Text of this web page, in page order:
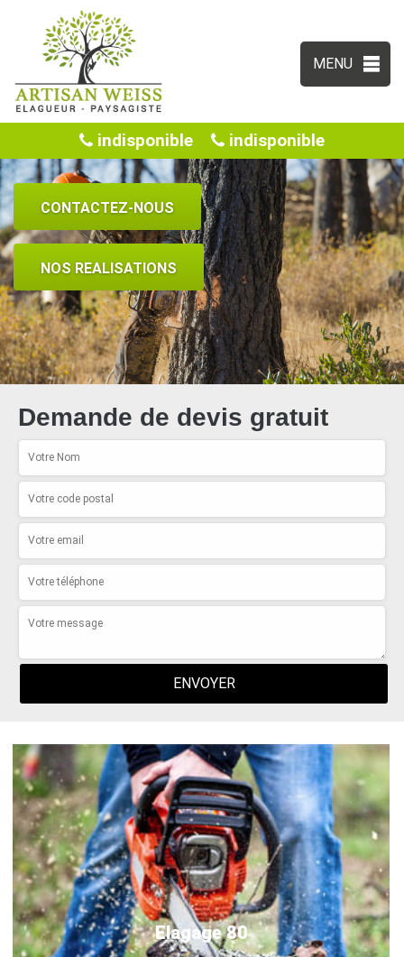
MENU
indisponible indisponible
CONTACTEZ-NOUS
NOS REALISATIONS
Demande de devis gratuit
Elagage 80